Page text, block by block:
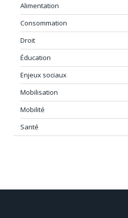
Alimentation
Consommation
Droit
Éducation
Enjeux sociaux
Mobilisation
Mobilité
Santé